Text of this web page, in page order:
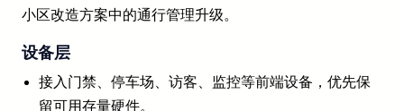
小区改造方案中的通行管理升级。
设备层
接入门禁、停车场、访客、监控等前端设备，优先保
留可用存量硬件。